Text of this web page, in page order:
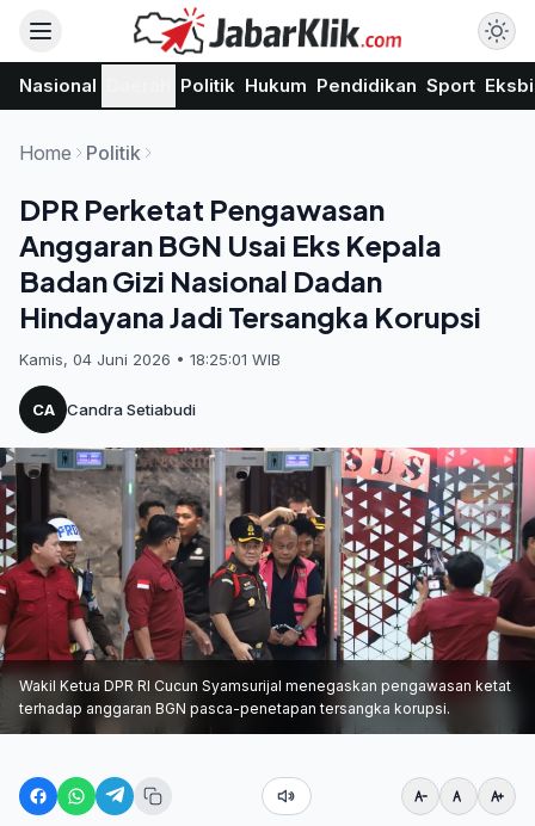
Nasional Politik Hukum Pendidikan Sport
Home Politik
DPR Perketat Pengawasan
Anggaran BGN Usai Eks Kepala
Badan Gizi Nasional Dadan
Hindayana Jadi Tersangka Korupsi
Kamis, 04 Juni 2026 • 18:25:01 WIB
CA Candra Setiabudi
Wakil Ketua DPR RI Cucun Syamsurijal menegaskan pengawasan ketat
terhadap anggaran BGN pasca-penetapan tersangka korupsi.